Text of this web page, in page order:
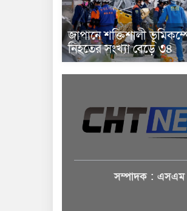
জাপানে শক্তিশালী
নিহতের সংখ্যা বেড়ে ৩৪
সম্পাদক :